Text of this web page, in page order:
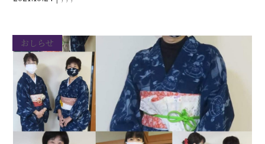
おしらせ